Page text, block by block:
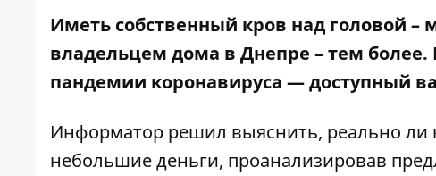
Иметь собственный кров над головой –
владельцем дома в Днепре – тем
пандемии коронавируса — доступный
Информатор решил выяснить, реально ли
небольшие деньги, проанализировав